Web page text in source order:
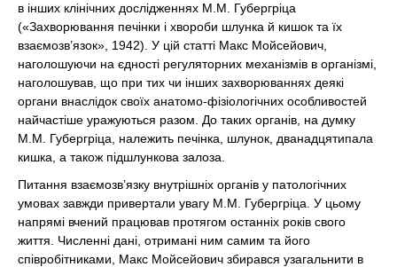
в інших клінічних дослідженнях М.М. Губергріца
(«Захворювання печінки і хвороби шлунка й кишок та їх
взаємозв’язок», 1942). У цій статті Макс Мойсейович,
наголошуючи на єдності регуляторних механізмів в організмі,
наголошував, що при тих чи інших захворюваннях деякі
органи внаслідок своїх анатомо-фізіологічних особливостей
найчастіше уражуються разом. До таких органів, на думку
М.М. Губергріца, належить печінка, шлунок, дванадцятипала
кишка, а також підшлункова залоза.
Питання взаємозв’язку внутрішніх органів у патологічних
умовах завжди привертали увагу М.М. Губергріца. У цьому
напрямі вчений працював протягом останніх років свого
життя. Численні дані, отримані ним самим та його
співробітниками, Макс Мойсейович збирався узагальнити в